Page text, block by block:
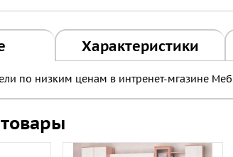
Характеристики
по низким ценам в интренет-мгазине